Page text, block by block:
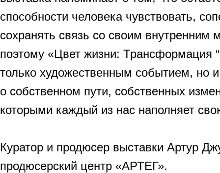
способности человека чувствовать,
сохранять связь со своим
поэтому «Цвет жизни: Трансформация
только художественным событием, но
о собственном пути, собственных
которыми каждый из нас наполняет
Куратор и продюсер выставки Артур
продюсерский центр «АРТЕГ».